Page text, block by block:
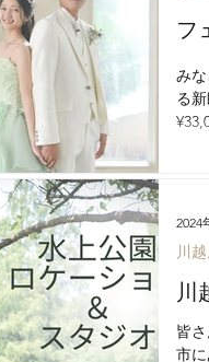
フ
み
る
川
皆
市
川
2024